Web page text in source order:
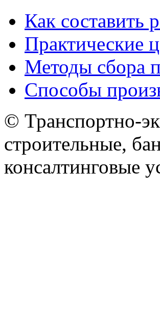
Как составить
Практические
Методы сбора
Способы
© Транспортно-
строительные,
консалтинговые